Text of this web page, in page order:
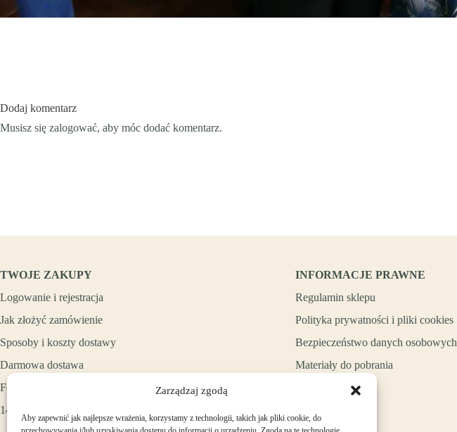
Zarządzaj zgodą
Aby zapewnić jak najlepsze wrażenia, korzystamy z technologii, takich jak pliki cookie, do
Dodaj komentarz
Musisz się zalogować, aby móc dodać komentarz.
TWOJE ZAKUPY
Logowanie i rejestracja
Jak złożyć zamówienie
Sposoby i koszty dostawy
Darmowa dostawa
Formy płatności
14 dni na zwrot zakupów
INFORMACJE PRAWNE
Regulamin sklepu
Polityka prywatności i pliki cookies
Bezpieczeństwo danych osobowych
Materiały do pobrania